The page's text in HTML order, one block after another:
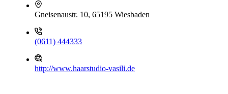
Gneisenaustr. 10, 65195 Wiesbaden
(0611) 444333
http://www.haarstudio-vasili.de